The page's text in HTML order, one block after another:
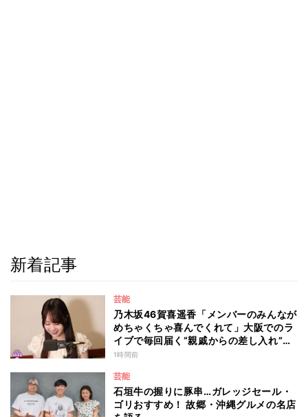
新着記事
芸能
乃木坂46賀喜遥香「メンバーのみんなが
めちゃくちゃ喜んでくれて」大阪でのラ
イブで毎回届く“親戚からの差し入れ”と
は？
1時間前
芸能
石垣牛の握りに豚串…ガレッジセール・
ゴリおすすめ！ 故郷・沖縄グルメの名店